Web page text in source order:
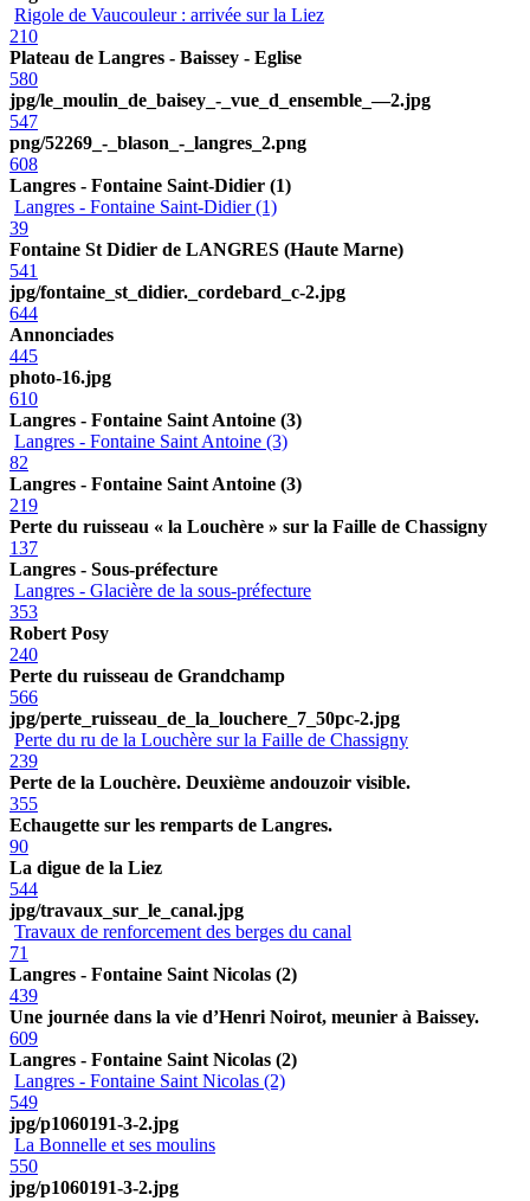
Rigole de Vaucouleur : arrivée sur la Liez
210
Plateau de Langres - Baissey - Eglise
580
jpg/le_moulin_de_baisey_-_vue_d_ensemble_—2.jpg
547
png/52269_-_blason_-_langres_2.png
608
Langres - Fontaine Saint-Didier (1)
Langres - Fontaine Saint-Didier (1)
39
Fontaine St Didier de LANGRES (Haute Marne)
541
jpg/fontaine_st_didier._cordebard_c-2.jpg
644
Annonciades
445
photo-16.jpg
610
Langres - Fontaine Saint Antoine (3)
Langres - Fontaine Saint Antoine (3)
82
Langres - Fontaine Saint Antoine (3)
219
Perte du ruisseau « la Louchère » sur la Faille de Chassigny
137
Langres - Sous-préfecture
Langres - Glacière de la sous-préfecture
353
Robert Posy
240
Perte du ruisseau de Grandchamp
566
jpg/perte_ruisseau_de_la_louchere_7_50pc-2.jpg
Perte du ru de la Louchère sur la Faille de Chassigny
239
Perte de la Louchère. Deuxième andouzoir visible.
355
Echaugette sur les remparts de Langres.
90
La digue de la Liez
544
jpg/travaux_sur_le_canal.jpg
Travaux de renforcement des berges du canal
71
Langres - Fontaine Saint Nicolas (2)
439
Une journée dans la vie d’Henri Noirot, meunier à Baissey.
609
Langres - Fontaine Saint Nicolas (2)
Langres - Fontaine Saint Nicolas (2)
549
jpg/p1060191-3-2.jpg
La Bonnelle et ses moulins
550
jpg/p1060191-3-2.jpg